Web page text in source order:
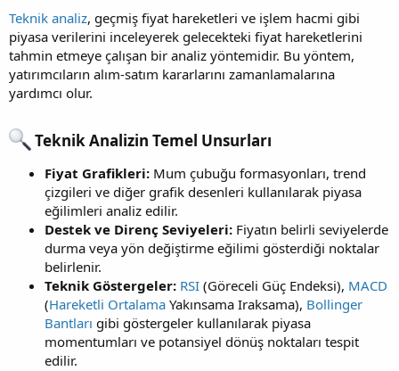
Teknik analiz, geçmiş fiyat hareketleri ve işlem hacmi gibi
piyasa verilerini inceleyerek gelecekteki fiyat hareketlerini
tahmin etmeye çalışan bir analiz yöntemidir. Bu yöntem,
yatırımcıların alım-satım kararlarını zamanlamalarına
yardımcı olur.
Teknik Analizin Temel Unsurları​
Fiyat Grafikleri: Mum çubuğu formasyonları, trend
çizgileri ve diğer grafik desenleri kullanılarak piyasa
eğilimleri analiz edilir.
Destek ve Direnç Seviyeleri: Fiyatın belirli seviyelerde
durma veya yön değiştirme eğilimi gösterdiği noktalar
belirlenir.
Teknik Göstergeler: RSI (Göreceli Güç Endeksi), MACD
(Hareketli Ortalama Yakınsama Iraksama), Bollinger
Bantları gibi göstergeler kullanılarak piyasa
momentumları ve potansiyel dönüş noktaları tespit
edilir.